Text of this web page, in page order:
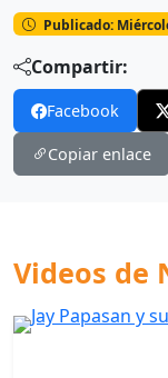
Publicado:
Compartir:
Facebook
Copiar enlace
Videos de